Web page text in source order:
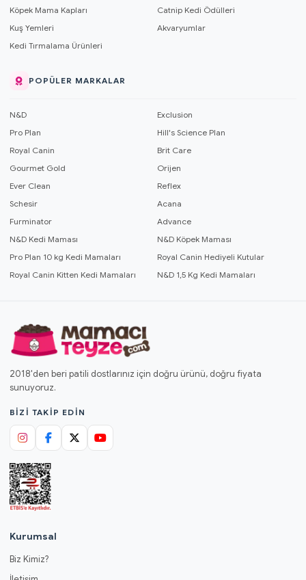
Köpek Mama Kapları
Catnip Kedi Ödülleri
Kuş Yemleri
Akvaryumlar
Kedi Tırmalama Ürünleri
POPÜLER MARKALAR
N&D
Exclusion
Pro Plan
Hill's Science Plan
Royal Canin
Brit Care
Gourmet Gold
Orijen
Ever Clean
Reflex
Schesir
Acana
Furminator
Advance
N&D Kedi Maması
N&D Köpek Maması
Pro Plan 10 kg Kedi Mamaları
Royal Canin Hediyeli Kutular
Royal Canin Kitten Kedi Mamaları
N&D 1,5 Kg Kedi Mamaları
2018'den beri patili dostlarınız için doğru ürünü, doğru fiyata
sunuyoruz.
BIZI TAKIP EDIN
Kurumsal
Biz Kimiz?